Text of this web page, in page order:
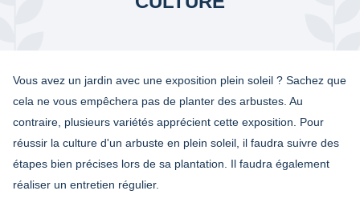
Vous avez un jardin avec une exposition plein soleil ? Sachez que
cela ne vous empêchera pas de planter des arbustes. Au
contraire, plusieurs variétés apprécient cette exposition. Pour
réussir la culture d'un arbuste en plein soleil , il faudra suivre des
étapes bien précises lors de sa plantation. Il faudra également
réaliser un entretien régulier.